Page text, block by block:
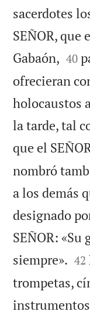
sacerdotes
SEÑOR, que
Gabaón, 

40
ofrecieran
holocaustos
la tarde, tal
que el
nombró
a los demás
designado
SEÑOR: «Su
siempre». 

42
trompetas,